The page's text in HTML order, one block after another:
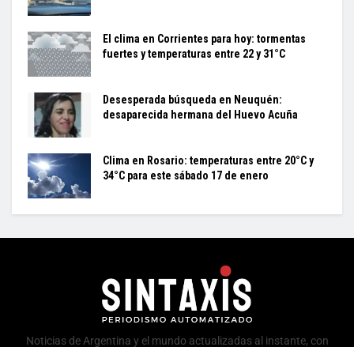
El clima en Corrientes para hoy: tormentas
fuertes y temperaturas entre 22 y 31°C
Desesperada búsqueda en Neuquén:
desaparecida hermana del Huevo Acuña
Clima en Rosario: temperaturas entre 20°C y
34°C para este sábado 17 de enero
Noticias de Argentina y el mundo actualizadas al instante, con